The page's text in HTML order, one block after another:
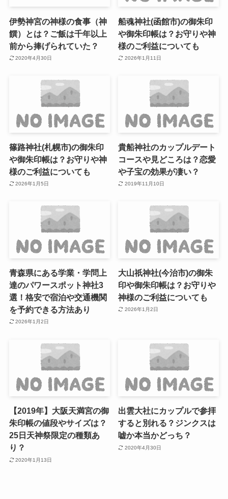
伊勢神宮の神様の食事（神
饌）とは？ご飯は千年以上
前から捧げられていた？
2020年4月30日
船魂神社(函館市)の御朱印
や御朱印帳は？お守りや神
様のご利益についても
2026年1月11日
篠路神社(札幌市)の御朱印
や御朱印帳は？お守りや神
様のご利益についても
2026年1月5日
貴船神社のカップルデート
コースや見どころは？恋愛
や子宝の効果が凄い？
2019年11月10日
青森県にある学業・学問上
達のパワースポット神社3
選！格安で宿泊や交通機関
を予約できる方法あり
2026年1月2日
大山祇神社(今治市)の御朱
印や御朱印帳は？お守りや
神様のご利益についても
2026年1月2日
【2019年】大阪天満宮の御
朱印帳の値段やサイズは？
25日天神祭限定の種類あ
り？
2020年1月13日
出雲大社にカップルで参拝
すると別れる？ジンクスは
嘘か本当かどっち？
2020年4月30日